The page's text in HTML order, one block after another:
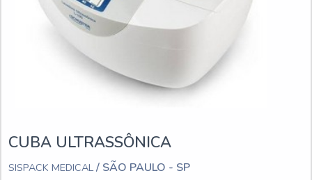
CUBA ULTRASSÔNICA
SISPACK MEDICAL / SÃO PAULO - SP